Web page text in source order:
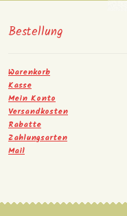
Bestellung
Warenkorb
Kasse
Mein Konto
Versandkosten
Rabatte
Zahlungsarten
Mail